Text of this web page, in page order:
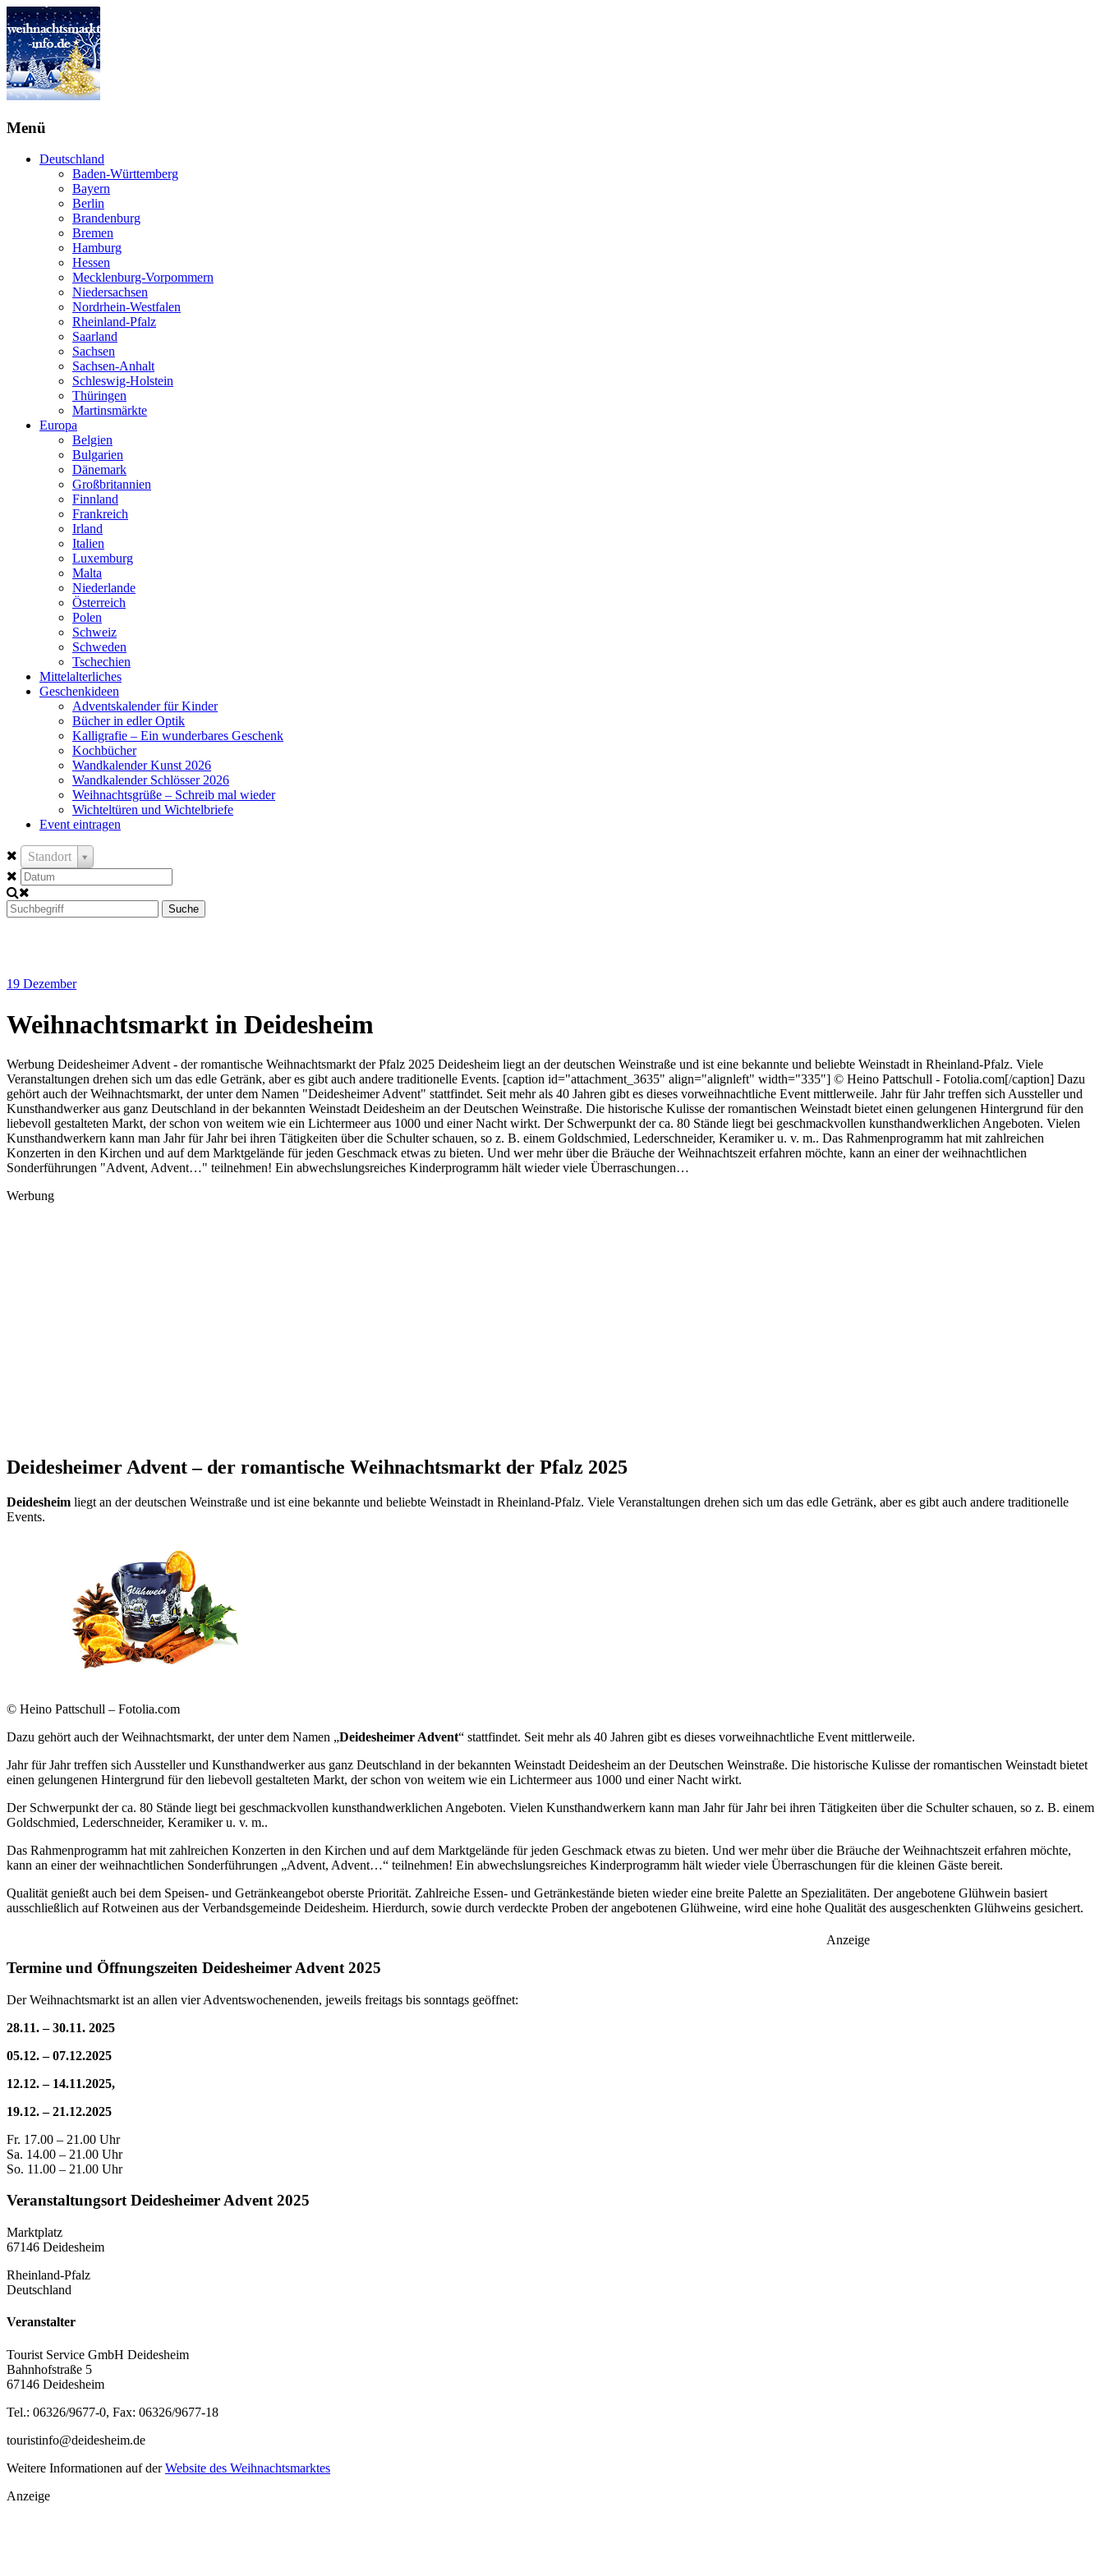
Menü
Deutschland
Baden-Württemberg
Bayern
Berlin
Brandenburg
Bremen
Hamburg
Hessen
Mecklenburg-Vorpommern
Niedersachsen
Nordrhein-Westfalen
Rheinland-Pfalz
Saarland
Sachsen
Sachsen-Anhalt
Schleswig-Holstein
Thüringen
Martinsmärkte
Europa
Belgien
Bulgarien
Dänemark
Großbritannien
Finnland
Frankreich
Irland
Italien
Luxemburg
Malta
Niederlande
Österreich
Polen
Schweiz
Schweden
Tschechien
Mittelalterliches
Geschenkideen
Adventskalender für Kinder
Bücher in edler Optik
Kalligrafie – Ein wunderbares Geschenk
Kochbücher
Wandkalender Kunst 2026
Wandkalender Schlösser 2026
Weihnachtsgrüße – Schreib mal wieder
Wichteltüren und Wichtelbriefe
Event eintragen
Standort
Suche
19 Dezember
Weihnachtsmarkt in Deidesheim
Werbung Deidesheimer Advent - der romantische Weihnachtsmarkt der Pfalz 2025 Deidesheim liegt an der deutschen Weinstraße und ist eine bekannte und beliebte Weinstadt in Rheinland-Pfalz. Viele
Veranstaltungen drehen sich um das edle Getränk, aber es gibt auch andere traditionelle Events. [caption id="attachment_3635" align="alignleft" width="335"] © Heino Pattschull - Fotolia.com[/caption] Dazu
gehört auch der Weihnachtsmarkt, der unter dem Namen "Deidesheimer Advent" stattfindet. Seit mehr als 40 Jahren gibt es dieses vorweihnachtliche Event mittlerweile. Jahr für Jahr treffen sich Aussteller und
Kunsthandwerker aus ganz Deutschland in der bekannten Weinstadt Deidesheim an der Deutschen Weinstraße. Die historische Kulisse der romantischen Weinstadt bietet einen gelungenen Hintergrund für den
liebevoll gestalteten Markt, der schon von weitem wie ein Lichtermeer aus 1000 und einer Nacht wirkt. Der Schwerpunkt der ca. 80 Stände liegt bei geschmackvollen kunsthandwerklichen Angeboten. Vielen
Kunsthandwerkern kann man Jahr für Jahr bei ihren Tätigkeiten über die Schulter schauen, so z. B. einem Goldschmied, Lederschneider, Keramiker u. v. m.. Das Rahmenprogramm hat mit zahlreichen
Konzerten in den Kirchen und auf dem Marktgelände für jeden Geschmack etwas zu bieten. Und wer mehr über die Bräuche der Weihnachtszeit erfahren möchte, kann an einer der weihnachtlichen
Sonderführungen "Advent, Advent…" teilnehmen! Ein abwechslungsreiches Kinderprogramm hält wieder viele Überraschungen…
Werbung
Deidesheimer Advent – der romantische Weihnachtsmarkt der Pfalz 2025
Deidesheim liegt an der deutschen Weinstraße und ist eine bekannte und beliebte Weinstadt in Rheinland-Pfalz. Viele Veranstaltungen drehen sich um das edle Getränk, aber es gibt auch andere traditionelle
Events.
© Heino Pattschull – Fotolia.com
Dazu gehört auch der Weihnachtsmarkt, der unter dem Namen „Deidesheimer Advent“ stattfindet. Seit mehr als 40 Jahren gibt es dieses vorweihnachtliche Event mittlerweile.
Jahr für Jahr treffen sich Aussteller und Kunsthandwerker aus ganz Deutschland in der bekannten Weinstadt Deidesheim an der Deutschen Weinstraße. Die historische Kulisse der romantischen Weinstadt bietet
einen gelungenen Hintergrund für den liebevoll gestalteten Markt, der schon von weitem wie ein Lichtermeer aus 1000 und einer Nacht wirkt.
Der Schwerpunkt der ca. 80 Stände liegt bei geschmackvollen kunsthandwerklichen Angeboten. Vielen Kunsthandwerkern kann man Jahr für Jahr bei ihren Tätigkeiten über die Schulter schauen, so z. B. einem
Goldschmied, Lederschneider, Keramiker u. v. m..
Das Rahmenprogramm hat mit zahlreichen Konzerten in den Kirchen und auf dem Marktgelände für jeden Geschmack etwas zu bieten. Und wer mehr über die Bräuche der Weihnachtszeit erfahren möchte,
kann an einer der weihnachtlichen Sonderführungen „Advent, Advent…“ teilnehmen! Ein abwechslungsreiches Kinderprogramm hält wieder viele Überraschungen für die kleinen Gäste bereit.
Qualität genießt auch bei dem Speisen- und Getränkeangebot oberste Priorität. Zahlreiche Essen- und Getränkestände bieten wieder eine breite Palette an Spezialitäten. Der angebotene Glühwein basiert
ausschließlich auf Rotweinen aus der Verbandsgemeinde Deidesheim. Hierdurch, sowie durch verdeckte Proben der angebotenen Glühweine, wird eine hohe Qualität des ausgeschenkten Glühweins gesichert.
Anzeige
Termine und Öffnungszeiten Deidesheimer Advent 2025
Der Weihnachtsmarkt ist an allen vier Adventswochenenden, jeweils freitags bis sonntags geöffnet:
28.11. – 30.11. 2025
05.12. – 07.12.2025
12.12. – 14.11.2025,
19.12. – 21.12.2025
Fr. 17.00 – 21.00 Uhr
Sa. 14.00 – 21.00 Uhr
So. 11.00 – 21.00 Uhr
Veranstaltungsort Deidesheimer Advent 2025
Marktplatz
67146 Deidesheim
Rheinland-Pfalz
Deutschland
Veranstalter
Tourist Service GmbH Deidesheim
Bahnhofstraße 5
67146 Deidesheim
Tel.: 06326/9677-0, Fax: 06326/9677-18
touristinfo@deidesheim.de
Weitere Informationen auf derWebsite des Weihnachtsmarktes
Anzeige